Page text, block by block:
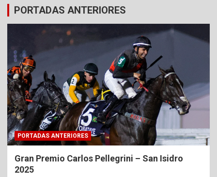
PORTADAS ANTERIORES
PORTADAS ANTERIORES
Gran Premio Carlos Pellegrini – San Isidro
2025